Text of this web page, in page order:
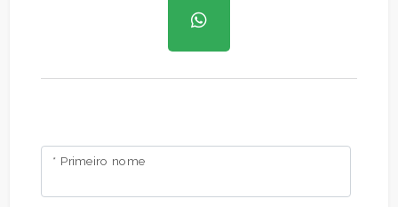
* Primeiro nome